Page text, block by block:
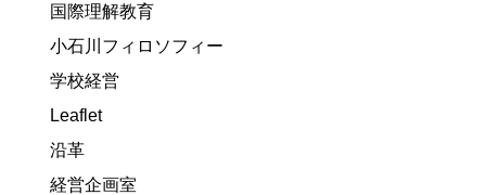
国際理解教育
小石川フィロソフィー
学校経営
Leaflet
沿革
経営企画室